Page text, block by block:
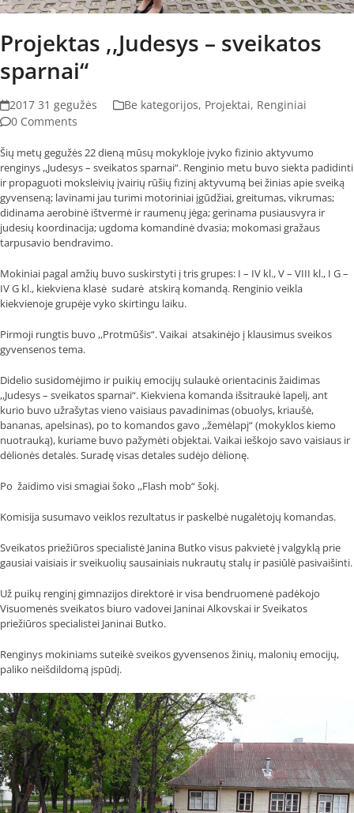
Projektas ,,Judesys – sveikatos
sparnai“
2017 31 gegužės Be kategorijos, Projektai, Renginiai
0 Comments
Šių metų gegužės 22 dieną mūsų mokykloje įvyko fizinio aktyvumo
renginys ,,Judesys – sveikatos sparnai“. Renginio metu buvo siekta padidinti
ir propaguoti moksleivių įvairių rūšių fizinį aktyvumą bei žinias apie sveiką
gyvenseną; lavinami jau turimi motoriniai įgūdžiai, greitumas, vikrumas;
didinama aerobinė ištvermė ir raumenų jėga; gerinama pusiausvyra ir
judesių koordinacija; ugdoma komandinė dvasia; mokomasi gražaus
tarpusavio bendravimo.
Mokiniai pagal amžių buvo suskirstyti į tris grupes: I – IV kl., V – VIII kl., I G –
IV G kl., kiekviena klasė sudarė atskirą komandą. Renginio veikla
kiekvienoje grupėje vyko skirtingu laiku.
Pirmoji rungtis buvo ,,Protmūšis“. Vaikai atsakinėjo į klausimus sveikos
gyvensenos tema.
Didelio susidomėjimo ir puikių emocijų sulaukė orientacinis žaidimas
,,Judesys – sveikatos sparnai“. Kiekviena komanda išsitraukė lapelį, ant
kurio buvo užrašytas vieno vaisiaus pavadinimas (obuolys, kriaušė,
bananas, apelsinas), po to komandos gavo ,,žemėlapį“ (mokyklos kiemo
nuotrauką), kuriame buvo pažymėti objektai. Vaikai ieškojo savo vaisiaus ir
dėlionės detalės. Suradę visas detales sudėjo dėlionę.
Po žaidimo visi smagiai šoko ,,Flash mob“ šokį.
Komisija susumavo veiklos rezultatus ir paskelbė nugalėtojų komandas.
Sveikatos priežiūros specialistė Janina Butko visus pakvietė į valgyklą prie
gausiai vaisiais ir sveikuolių sausainiais nukrautų stalų ir pasiūlė pasivaišinti.
Už puikų renginį gimnazijos direktorė ir visa bendruomenė padėkojo
Visuomenės sveikatos biuro vadovei Janinai Alkovskai ir Sveikatos
priežiūros specialistei Janinai Butko.
Renginys mokiniams suteikė sveikos gyvensenos žinių, malonių emocijų,
paliko neišdildomą įspūdį.